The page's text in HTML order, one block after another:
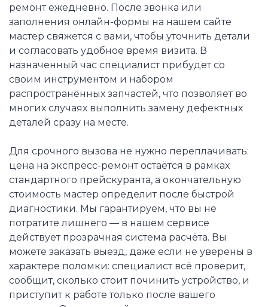
ремонт ежедневно. После звонка или
заполнения онлайн-формы на нашем сайте
мастер свяжется с вами, чтобы уточнить детали
и согласовать удобное время визита. В
назначенный час специалист прибудет со
своим инструментом и набором
распространённых запчастей, что позволяет во
многих случаях выполнить замену дефектных
деталей сразу на месте.
Для срочного вызова не нужно переплачивать:
цена на экспресс-ремонт остаётся в рамках
стандартного прейскуранта, а окончательную
стоимость мастер определит после быстрой
диагностики. Мы гарантируем, что вы не
потратите лишнего — в нашем сервисе
действует прозрачная система расчёта. Вы
можете заказать выезд, даже если не уверены в
характере поломки: специалист всё проверит,
сообщит, сколько стоит починить устройство, и
приступит к работе только после вашего